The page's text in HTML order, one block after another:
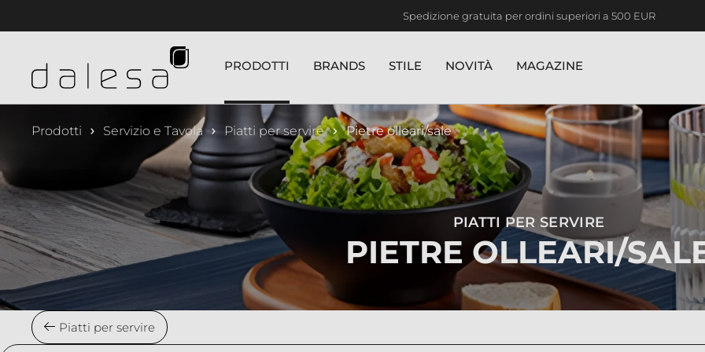
Spedizione gratuita per ordini superiori a 500 EUR
PRODOTTI BRANDS STILE NOVITÀ MAGAZINE
Prodotti Servizio e Tavola Piatti per servire Pietre olleari/sale
PIATTI PER SERVIRE
PIETRE OLLEARI/
Piatti per servire